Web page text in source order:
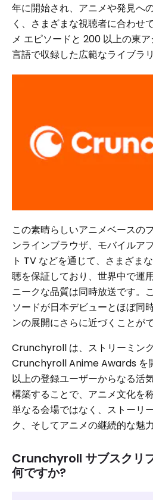
年に開始され、アニメや発見へ
く、さまざまな視聴者に合わせ
メ エピソードと 200 以上の東
言語で収録した広範なライブラ
この素晴らしいアニメベースの
ンラインブラウザ、モバイルア
ト TV などを通じて、さまざま
聴を保証しており、世界中で運
ニークな品質は同時放送です。
ソードが日本デビューとほぼ同
ンの展開にさらに近づくことがで
Crunchyroll は、ストリーミン
Crunchyroll Anime Awards を
以上の登録ユーザーからなる活
構築することで、アニメ文化を
単なる会場ではなく、ストーリ
ク、そしてアニメの継続的な魅
Crunchyroll サブスクリ
何ですか?